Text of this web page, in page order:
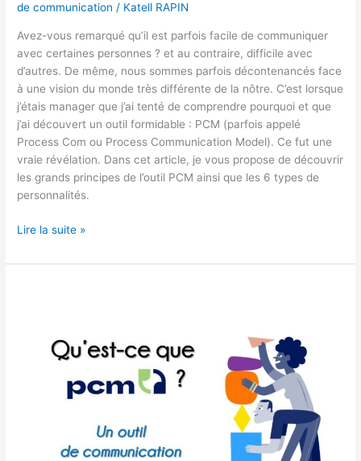
de communication / Katell RAPIN
Avez-vous remarqué qu’il est parfois facile de communiquer
avec certaines personnes ? et au contraire, difficile avec
d’autres. De même, nous sommes parfois décontenancés face
à une vision du monde très différente de la nôtre. C’est lorsque
j’étais manager que j’ai tenté de comprendre pourquoi et que
j’ai découvert un outil formidable : PCM (parfois appelé
Process Com ou Process Communication Model). Ce fut une
vraie révélation. Dans cet article, je vous propose de découvrir
les grands principes de l’outil PCM ainsi que les 6 types de
personnalités.
Lire la suite »